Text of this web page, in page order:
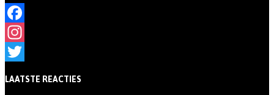
Facebook
Instagram
LAATSTE REACTIES